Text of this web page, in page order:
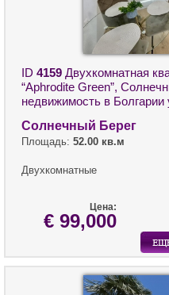
ID 4159 Двухкомнатная
“Aphrodite Green”,
недвижимость в Болгарии
Солнечный Берег
Площадь: 52.00 кв.м
Двухкомнатные
Цена:
€ 99,000